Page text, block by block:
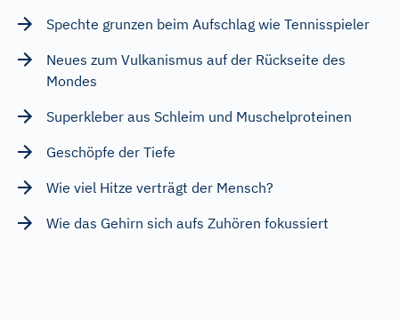
Spechte grunzen beim Aufschlag wie Tennisspieler
Neues zum Vulkanismus auf der Rückseite des
Mondes
Superkleber aus Schleim und Muschelproteinen
Geschöpfe der Tiefe
Wie viel Hitze verträgt der Mensch?
Wie das Gehirn sich aufs Zuhören fokussiert